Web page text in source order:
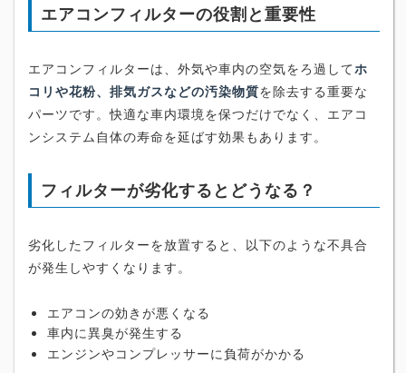
エアコンフィルターの役割と重要性
エアコンフィルターは、外気や車内の空気をろ過してホ
コリや花粉、排気ガスなどの汚染物質を除去する重要な
パーツです。快適な車内環境を保つだけでなく、エアコ
ンシステム自体の寿命を延ばす効果もあります。
フィルターが劣化するとどうなる？
劣化したフィルターを放置すると、以下のような不具合
が発生しやすくなります。
エアコンの効きが悪くなる
車内に異臭が発生する
エンジンやコンプレッサーに負荷がかかる